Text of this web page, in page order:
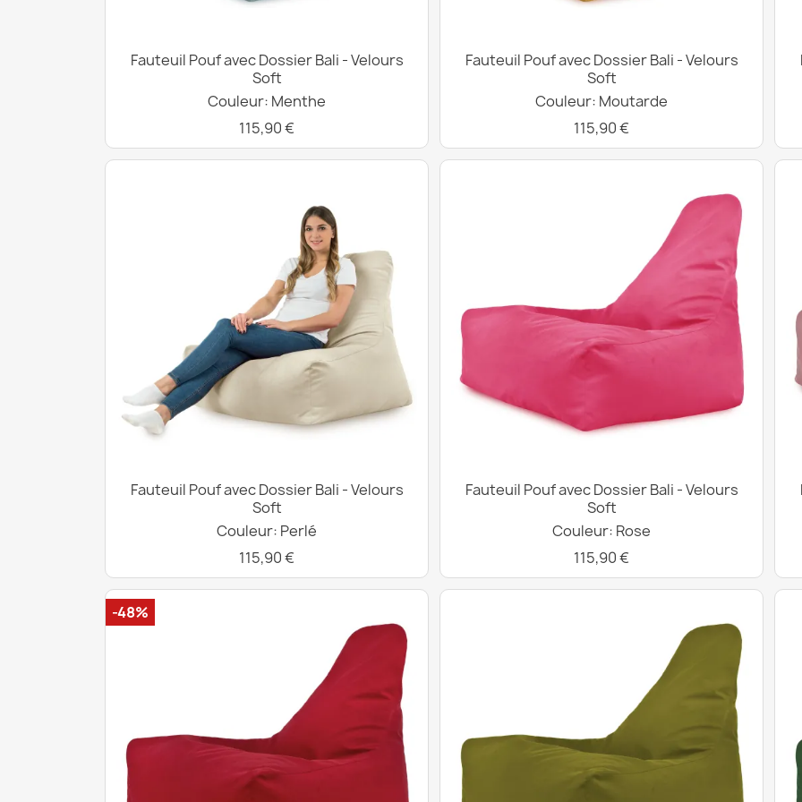
Fauteuil Pouf avec Dossier Bali - Velours
Soft
Couleur: Menthe
115,90 €
Fauteuil Pouf avec Dossier Bali - Velours
Soft
Couleur: Moutarde
115,90 €
Fauteuil Pouf avec Dossier Bali - Velours
Soft
Couleur: Perlé
115,90 €
Fauteuil Pouf avec Dossier Bali - Velours
Soft
Couleur: Rose
115,90 €
-48%